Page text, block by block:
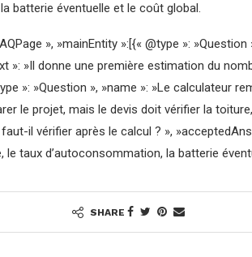
batterie éventuelle et le coût global.
», »mainEntity »:[{« @type »:
»: »Il donne une première estimation du
»: »Question », »name »: »Le calculateur
le projet, mais le devis doit vérifier la
il vérifier après le calcul ? »,
taux d’autoconsommation, la batterie
SHARE